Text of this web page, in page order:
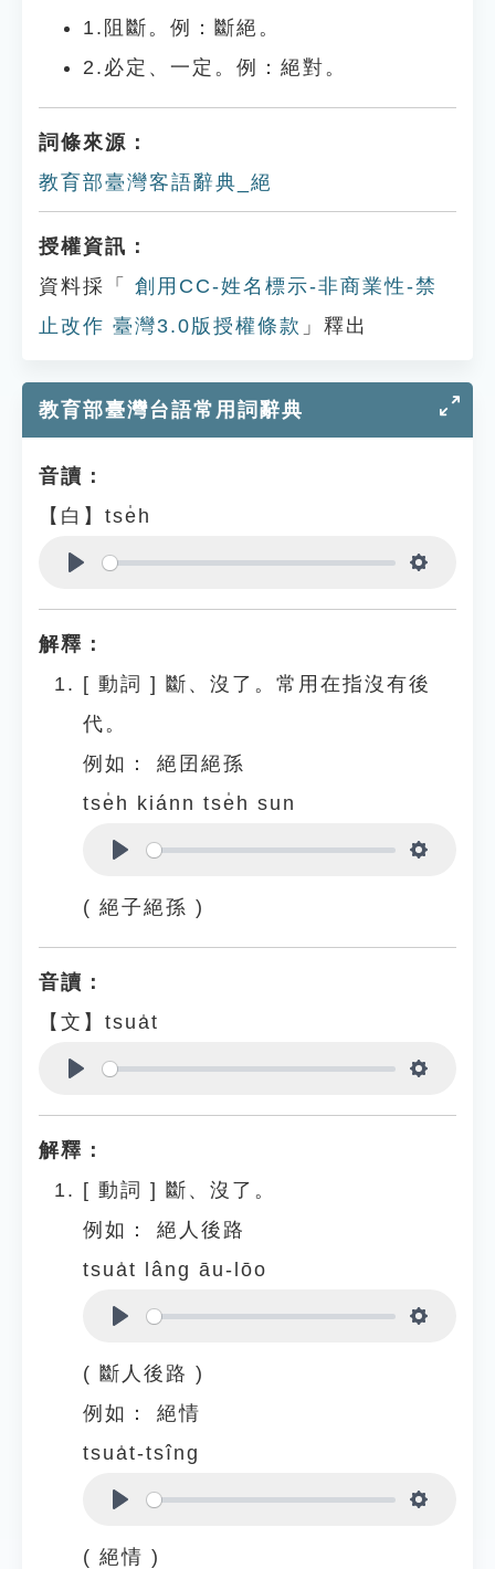
1.阻斷。例：斷絕。
2.必定、一定。例：絕對。
詞條來源：
教育部臺灣客語辭典_絕
授權資訊：
資料採「
創用CC-姓名標示-非商業性-禁
止改作 臺灣3.0版授權條款 」釋出
教育部臺灣台語常用詞辭典
音讀：
【白】tse̍h
解釋：
[ 動詞 ] 斷、沒了。常用在指沒有後
代。
例如：
絕囝絕孫
tse̍h kiánn tse̍h sun
( 絕子絕孫 )
音讀：
【文】tsua̍t
解釋：
[ 動詞 ] 斷、沒了。
例如：
絕人後路
tsua̍t lâng āu-lōo
( 斷人後路 )
例如：
絕情
tsua̍t-tsîng
( 絕情 )